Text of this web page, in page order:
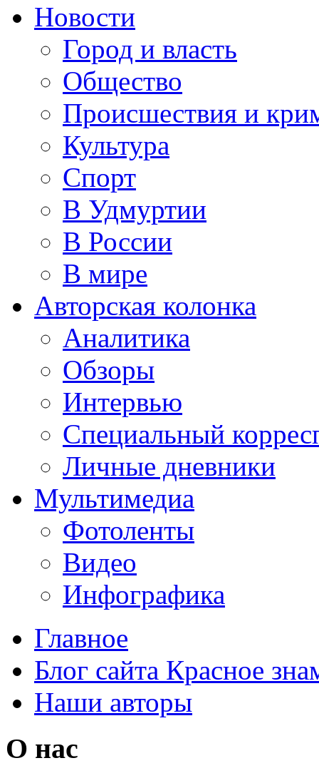
Новости
Город и власть
Общество
Происшествия и
Культура
Спорт
В Удмуртии
В России
В мире
Авторская колонка
Аналитика
Обзоры
Интервью
Специальный
Личные дневники
Мультимедиа
Фотоленты
Видео
Инфографика
Главное
Блог сайта Красное
Наши авторы
О нас